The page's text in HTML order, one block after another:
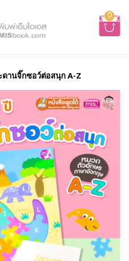
0
ดานจิ๊กซอว์ต่อสนุก A-Z